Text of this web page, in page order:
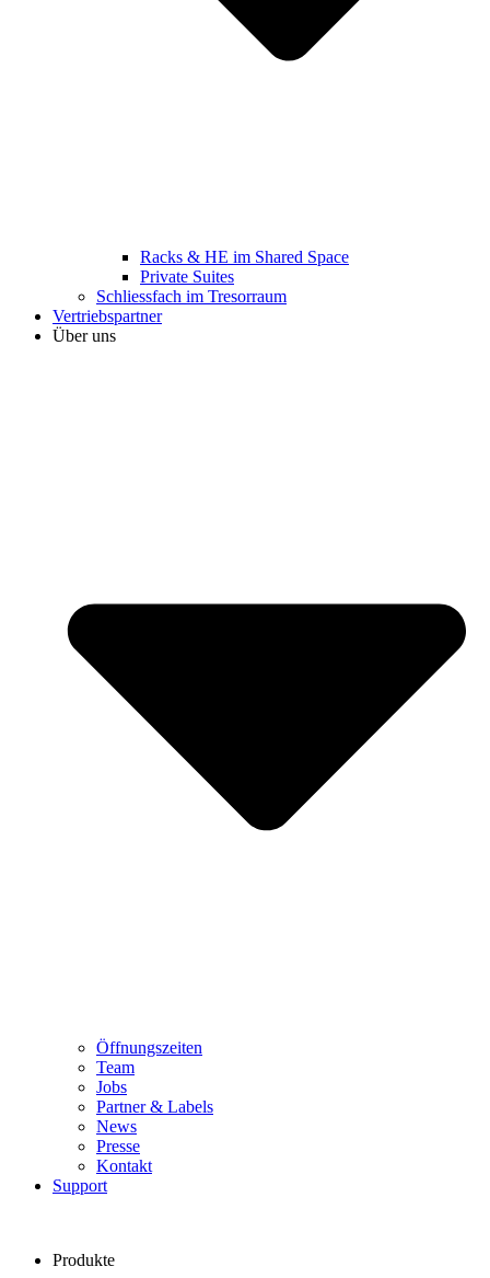
Racks & HE im Shared Space
Private Suites
Schliessfach im Tresorraum
Vertriebspartner
Über uns
Öffnungszeiten
Team
Jobs
Partner & Labels
News
Presse
Kontakt
Support
Produkte